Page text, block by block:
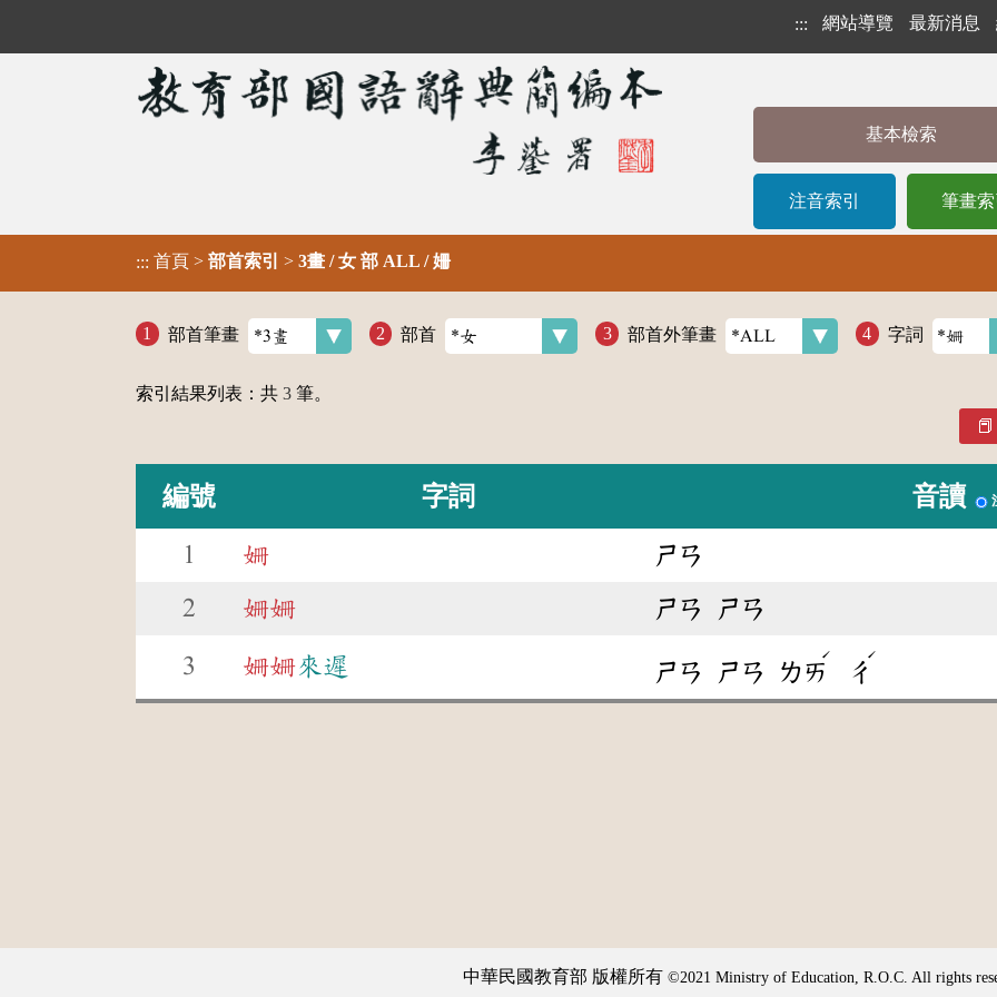
::: 網站導覽 最新消息
基本檢索
注音索引 筆畫索
::: 首頁 > 部首索引 > 3畫 / 女 部 ALL / 姍
部首筆畫 部首 部首外筆畫 字詞
索引結果列表：共 3 筆。
編號 字詞 音讀
1 姍 ㄕㄢ
2 姍姍 ㄕㄢ ㄕㄢ
3 姍姍來遲 ㄕㄢ ㄕㄢ ㄌㄞ
ˊ
ㄔ
ˊ
中華民國教育部 版權所有 ©2021 Ministry of Education, R.O.C. All rights